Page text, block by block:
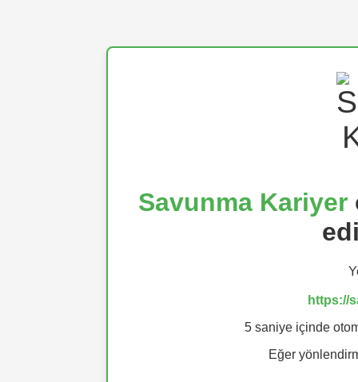
Savunma Kariyer
https://
5 saniye içinde
Eğer